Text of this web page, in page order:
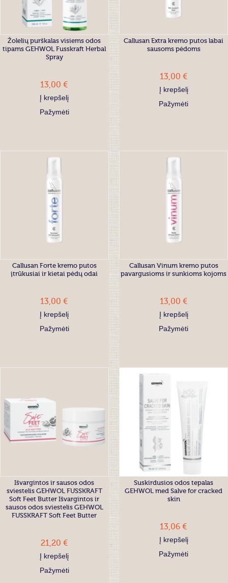
Žolelių purškalas visiems odos
tipams GEHWOL Fusskraft Herbal
Spray
13,00 €
Į krepšelį
Pažymėti
Callusan Extra kremo putos labai
sausoms pėdoms
13,00 €
Į krepšelį
Pažymėti
Callusan Forte kremo putos
įtrūkusiai ir kietai pėdų odai
13,00 €
Į krepšelį
Pažymėti
Callusan Vinum kremo putos
pavargusioms ir sunkioms kojoms
13,00 €
Į krepšelį
Pažymėti
Išvargintos ir sausos odos
sviestelis GEHWOL FUSSKRAFT
Soft Feet Butter Išvargintos ir
sausos odos sviestelis GEHWOL
FUSSKRAFT Soft Feet Butter
21,20 €
Į krepšelį
Pažymėti
Suskirdusios odos tepalas
GEHWOL med Salve for cracked
skin
13,06 €
Į krepšelį
Pažymėti